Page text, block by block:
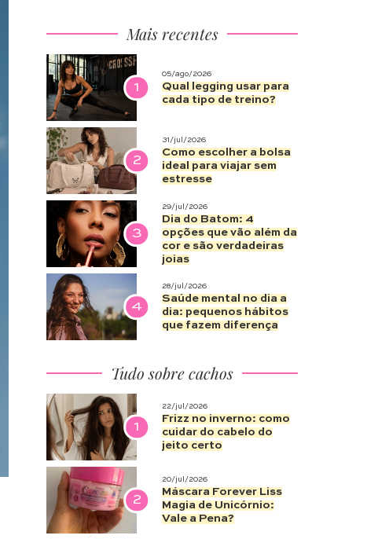
Mais recentes
1
05/ago/2026
Qual legging usar para
cada tipo de treino?
2
31/jul/2026
Como escolher a bolsa
ideal para viajar sem
estresse
3
29/jul/2026
Dia do Batom: 4
opções que vão além da
cor e são verdadeiras
joias
4
28/jul/2026
Saúde mental no dia a
dia: pequenos hábitos
que fazem diferença
Tudo sobre cachos
1
22/jul/2026
Frizz no inverno: como
cuidar do cabelo do
jeito certo
2
20/jul/2026
Máscara Forever Liss
Magia de Unicórnio:
Vale a Pena?